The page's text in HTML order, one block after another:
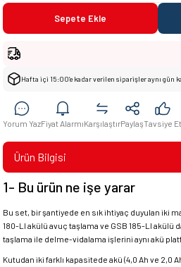
Sepete Ekle
Hafta içi 15:00’e kadar verilen siparişler aynı gün
Yorum YazFiyat AlarmıKarşılaştırPaylaşTavsiye Et
Ürün Bilgisi
1- Bu ürün ne işe yarar
Bu set, bir şantiyede en sık ihtiyaç duyulan iki
180-LI akülü avuç taşlama ve GSB 185-LI
taşlama ile delme-vidalama işlerini aynı akü
Kutudan iki farklı kapasitede akü (4,0 Ah ve 2,0